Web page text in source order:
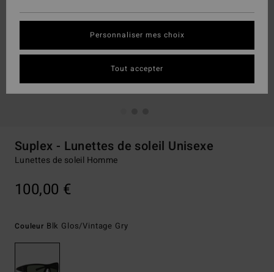
Suplex - Lunettes de soleil Unisexe
Lunettes de soleil Homme
100,00 €
Couleur Blk Glos/vintage Gry
Personnaliser mes choix
Tout accepter